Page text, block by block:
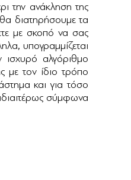
την ανάκληση της
διατηρήσουμε τα
με σκοπό να σας
υπογραμμίζεται
ισχυρό αλγόριθμο
με τον ίδιο τρόπο
και για τόσο
σύμφωνα